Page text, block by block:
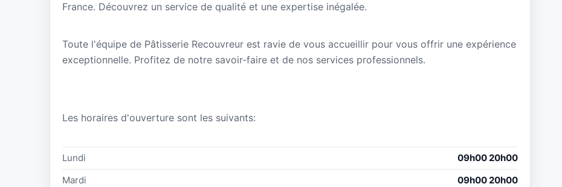
France. Découvrez un service de qualité et une expertise inégalée.
Toute l'équipe de Pâtisserie Recouvreur est ravie de vous accueillir pour vous offrir une expérience
exceptionnelle. Profitez de notre savoir-faire et de nos services professionnels.
Les horaires d'ouverture sont les suivants:
Lundi
09h00 20h00
Mardi
09h00 20h00